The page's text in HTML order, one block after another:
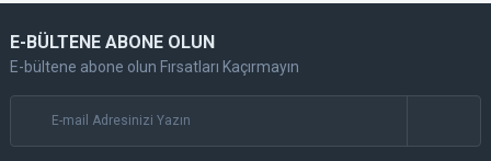
E-BÜLTENE ABONE OLUN
E-bültene abone olun Fırsatları Kaçırmayın